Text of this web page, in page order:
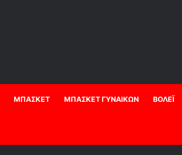
ΜΠΑΣΚΕΤ ΜΠΑΣΚΕΤ ΓΥΝΑΙΚΩΝ ΒΟΛΕΪ